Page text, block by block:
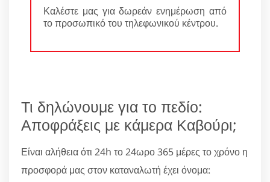
Καλέστε μας για δωρεάν ενημέρωση από
το προσωπικό του τηλεφωνικού κέντρου.
Τι δηλώνουμε για το πεδίο:
Αποφράξεις με κάμερα Καβούρι;
Είναι αλήθεια ότι 24h το 24ωρο 365 μέρες το χρόνο η
προσφορά μας στον καταναλωτή έχει όνομα: